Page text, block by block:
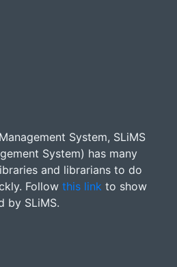
System, SLiMS
System) has many
and librarians to do
Follow this link to show
by SLiMS.